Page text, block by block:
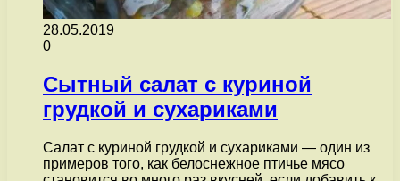
28.05.2019
0
Сытный салат с куриной
грудкой и сухариками
Салат с куриной грудкой и сухариками — один из
примеров того, как белоснежное птичье мясо